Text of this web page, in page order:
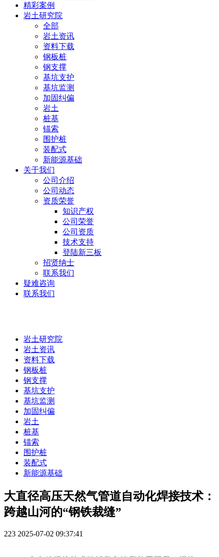
精彩案例
岩土研究院
全部
岩土资讯
资料下载
钢板桩
钢支撑
基坑支护
基坑监测
加固纠偏
岩土
桩基
锚索
围护桩
装配式
新能源基础
关于我们
公司介绍
公司动态
资质荣誉
知识产权
公司荣誉
公司资质
技术支持
登陆新三板
招贤纳士
联系我们
疑难咨询
联系我们
岩土研究院
岩土资讯
资料下载
钢板桩
钢支撑
基坑支护
基坑监测
加固纠偏
岩土
桩基
锚索
围护桩
装配式
新能源基础
大直径高压天然气管道自动化焊接技术：
跨越山河的“钢铁裁缝”
223 2025-07-02 09:37:41